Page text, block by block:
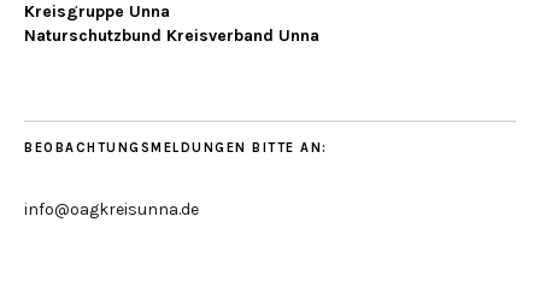
Kreisgruppe Unna
Naturschutzbund Kreisverband Unna
BEOBACHTUNGSMELDUNGEN BITTE AN:
info@oagkreisunna.de